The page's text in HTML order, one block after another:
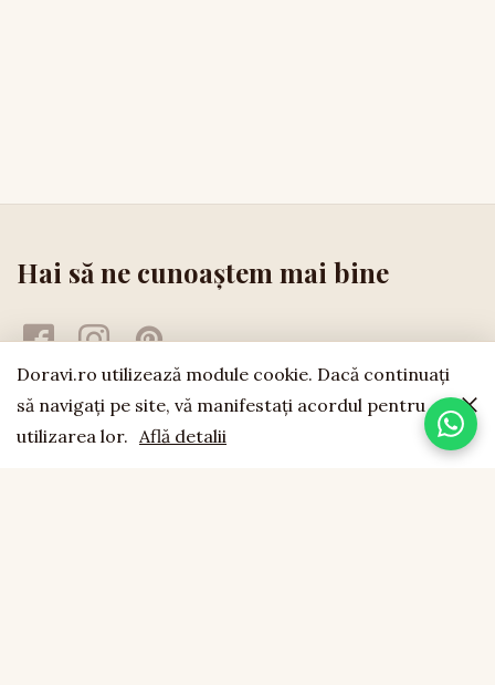
Hai să ne cunoaștem mai bine
Doravi.ro utilizează module cookie. Dacă continuaţi
să navigaţi pe site, vă manifestaţi acordul pentru
utilizarea lor. Află detalii